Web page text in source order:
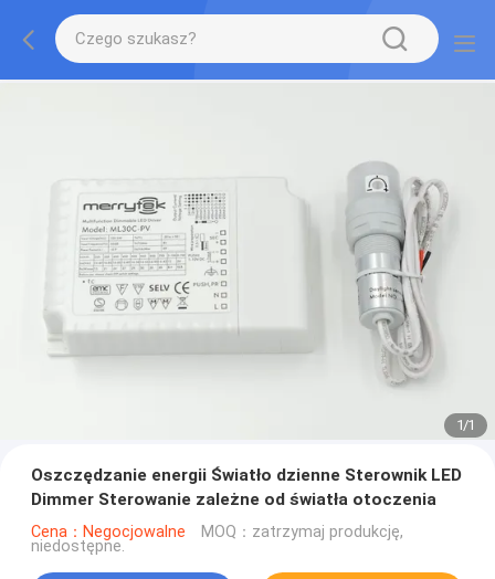
1/1
Oszczędzanie energii Światło dzienne Sterownik LED
Dimmer Sterowanie zależne od światła otoczenia
Cena：Negocjowalne MOQ：zatrzymaj produkcję,
niedostępne.